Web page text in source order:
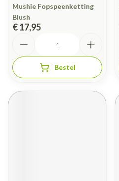
Mushie Fopspeenketting
Blush
€ 17,95
Bestel